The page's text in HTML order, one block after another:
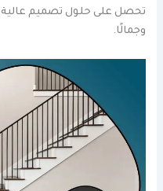
تحصل على حلول تصميم عالية
وجمالًا.